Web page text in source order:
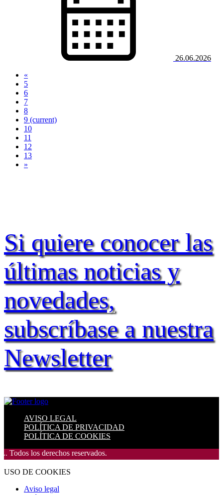
26.06.2026
«
5
6
7
8
9 (current)
10
11
12
13
»
Si quiere conocer las
últimas noticias y
novedades,
subscríbase a nuestra
Newsletter
AVISO LEGAL
POLÍTICA DE PRIVACIDAD
POLÍTICA DE COOKIES
los derechos reservados.
USO DE COOKIES
Aviso legal